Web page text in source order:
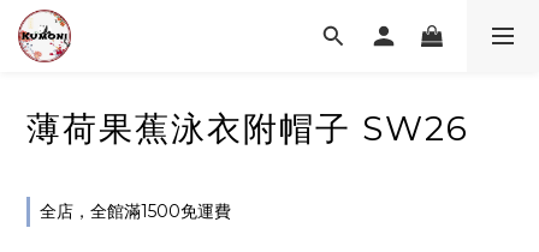
薄荷果蕉泳衣附帽子 SW26
全店，全館滿1500免運費